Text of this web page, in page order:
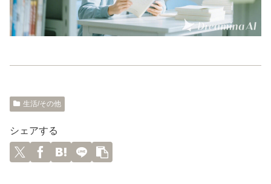
生活/その他
シェアする